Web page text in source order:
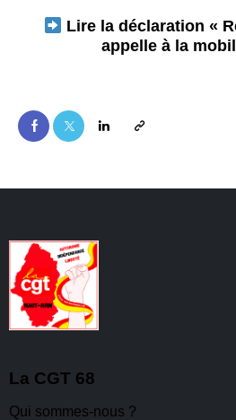
Lire la déclaration «
appelle à la
La CGT 68
Qui sommes-nous ?